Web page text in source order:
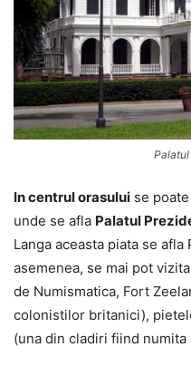
In centrul orasului se
unde se afla Palatul
Langa aceasta piata se
asemenea, se mai pot
de Numismatica, Fort
colonistilor britanici),
(una din cladiri fiind